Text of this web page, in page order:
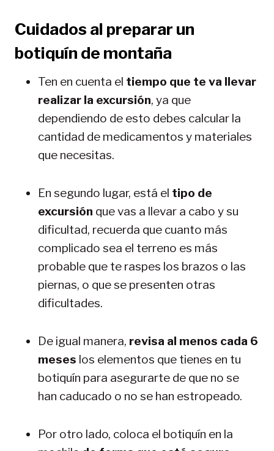
Cuidados al preparar un
botiquín de montaña
Ten en cuenta el tiempo que te va llevar
realizar la excursión, ya que
dependiendo de esto debes calcular la
cantidad de medicamentos y materiales
que necesitas.
En segundo lugar, está el tipo de
excursión que vas a llevar a cabo y su
dificultad, recuerda que cuanto más
complicado sea el terreno es más
probable que te raspes los brazos o las
piernas, o que se presenten otras
dificultades.
De igual manera, revisa al menos cada 6
meses los elementos que tienes en tu
botiquín para asegurarte de que no se
han caducado o no se han estropeado.
Por otro lado, coloca el botiquín en la